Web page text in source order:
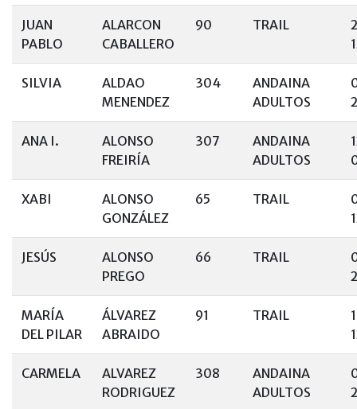
JUAN
PABLO
ALARCON
CABALLERO
90 TRAIL
SILVIA
ALDAO
MENENDEZ
304
ANDAINA
ADULTOS
ANA I.
ALONSO
FREIRÍA
307
ANDAINA
ADULTOS
XABI
ALONSO
GONZÁLEZ
65 TRAIL
JESÚS
ALONSO
PREGO
66 TRAIL
MARÍA
DEL PILAR
ÁLVAREZ
ABRAIDO
91 TRAIL
CARMELA
ALVAREZ
RODRIGUEZ
308
ANDAINA
ADULTOS